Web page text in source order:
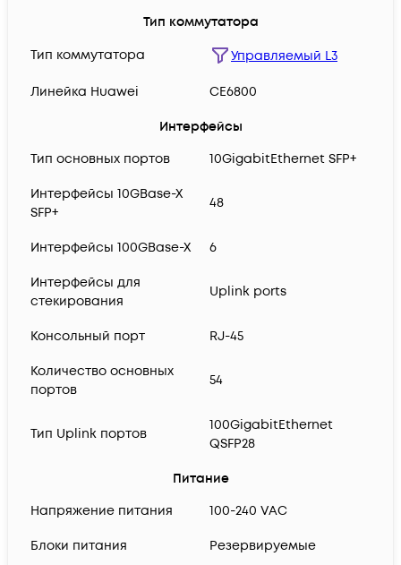
Тип коммутатора
Тип коммутатора
Управляемый L3
Линейка Huawei CE6800
Интерфейсы
Тип основных портов
10GigabitEthernet SFP+
Интерфейсы 10GBase-X
SFP+
48
Интерфейсы 100GBase-X 6
Интерфейсы для
стекирования
Uplink ports
Консольный порт RJ-45
Количество основных
портов
54
Тип Uplink портов
100GigabitEthernet
QSFP28
Питание
Напряжение питания
100-240 VAC
Блоки питания Резервируемые